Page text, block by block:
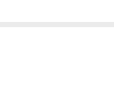
از کریستالین استفاده